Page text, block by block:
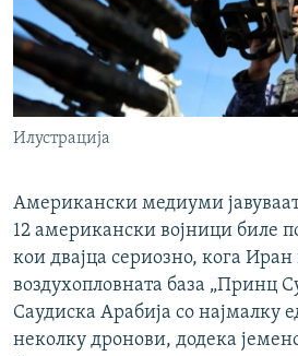
Илустрација
Американски медиуми
12 американски војници биле
кои двајца сериозно, кога Иран
воздухопловната база „Принц
Саудиска Арабија со најмалку
неколку дронови, додека